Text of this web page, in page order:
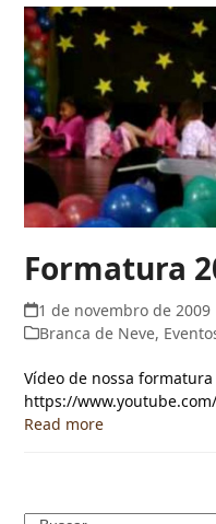
Formatura
1 de novembro de 2009
Branca de Neve,
Vídeo de nossa formatura
https://www.youtube.com/
Read more